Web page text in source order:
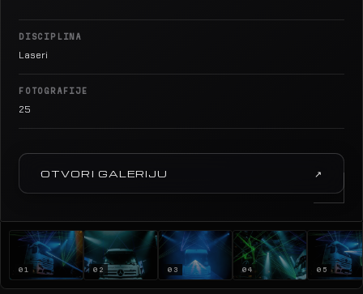
DISCIPLINA
Laseri
FOTOGRAFIJE
25
OTVORI GALERIJU ↗
01 02 03 04 05